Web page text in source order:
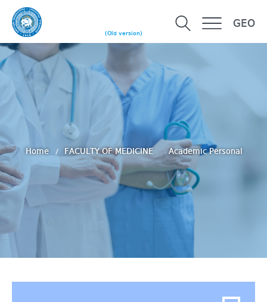
(Old version)
GEO
Home FACULTY OF MEDICINE Academic Personal